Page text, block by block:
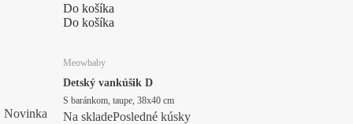
Do košíka
Do košíka
Novinka
Meowbaby
Detský vankúšik D
S baránkom, taupe, 38x40 cm
Na skladePosledné kúsky